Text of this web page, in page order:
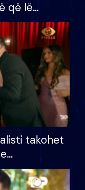
që lë
për
takohet
letër